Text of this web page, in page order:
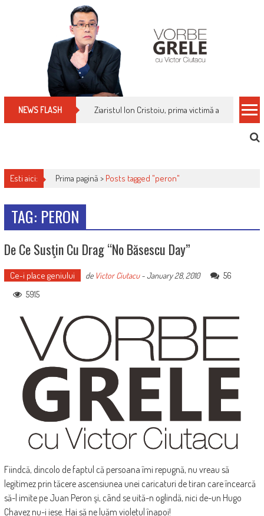
NEWS FLASH Ziaristul Ion Cristoiu, prima victimă a noi
Esti aici: Prima pagină > Posts tagged "peron"
TAG: PERON
De Ce Susţin Cu Drag “No Băsescu Day”
Ce-i place geniului de Victor Ciutacu-January 28, 2010
56
5915
Fiindcă, dincolo de faptul că persoana îmi repugnă, nu vreau să
legitimez prin tăcere ascensiunea unei caricaturi de tiran care încearcă
să-l imite pe Juan Peron şi, când se uită-n oglindă, nici de-un Hugo
Chavez nu-i iese. Hai să ne luăm violetul înapoi!